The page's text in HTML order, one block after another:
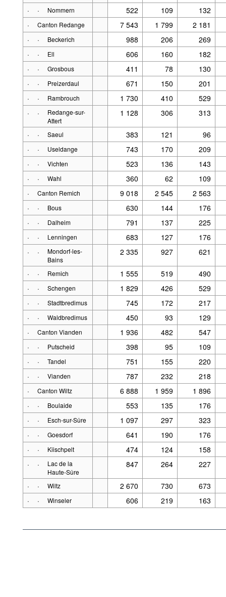
· · Nommern 522 109
132
·
Canton Redange 7 543 1 799
2 181
· · Beckerich 988 206
269
· · Ell 606 160
182
· · Grosbous 411 78
130
· · Preizerdaul 671 150
201
· · Rambrouch 1 730 410
529
· ·
Redange-sur-
Attert
1 128 306 313
· · Saeul 383 121
96
· · Useldange 743 170
209
· · Vichten 523 136
143
· · Wahl 360 62
109
·
Canton Remich 9 018 2 545
2 563
· · Bous 630 144
176
· · Dalheim 791 137
225
· · Lenningen 683 127
176
· ·
Mondorf-les-
Bains
2 335 927 621
· · Remich 1 555 519
490
· · Schengen 1 829 426
529
· · Stadtbredimus 745 172
217
· · Waldbredimus 450 93
129
·
Canton Vianden 1 936 482
547
· · Putscheid 398 95
109
· · Tandel 751 155
220
· · Vianden 787 232
218
·
Canton Wiltz 6 888 1 959
1 896
· · Boulaide 553 135
176
· · Esch-sur-Sûre 1 097 297
323
· · Goesdorf 641 190
176
· · Kiischpelt 474 124
158
· ·
Lac de la
Haute-Sûre
847 264 227
· · Wiltz 2 670 730
673
· · Winseler 606 219 163